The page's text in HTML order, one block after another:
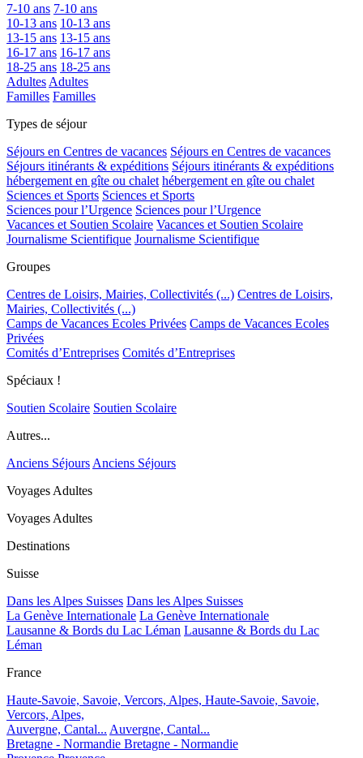
7-10 ans 7-10 ans
10-13 ans 10-13 ans
13-15 ans 13-15 ans
16-17 ans 16-17 ans
18-25 ans 18-25 ans
Adultes Adultes
Familles Familles
Types de séjour
Séjours en Centres de vacances Séjours en Centres de vacances
Séjours itinérants & expéditions Séjours itinérants & expéditions
hébergement en gîte ou chalet hébergement en gîte ou chalet
Sciences et Sports Sciences et Sports
Sciences pour l’Urgence Sciences pour l’Urgence
Vacances et Soutien Scolaire Vacances et Soutien Scolaire
Journalisme Scientifique Journalisme Scientifique
Groupes
Centres de Loisirs, Mairies, Collectivités (...) Centres de Loisirs,
Mairies, Collectivités (...)
Camps de Vacances Ecoles Privées Camps de Vacances Ecoles
Privées
Comités d’Entreprises Comités d’Entreprises
Spéciaux !
Soutien Scolaire Soutien Scolaire
Autres...
Anciens Séjours Anciens Séjours
Voyages Adultes
Voyages Adultes
Destinations
Suisse
Dans les Alpes Suisses Dans les Alpes Suisses
La Genève Internationale La Genève Internationale
Lausanne & Bords du Lac Léman Lausanne & Bords du Lac
Léman
France
Haute-Savoie, Savoie, Vercors, Alpes, Haute-Savoie, Savoie,
Vercors, Alpes,
Auvergne, Cantal... Auvergne, Cantal...
Bretagne - Normandie Bretagne - Normandie